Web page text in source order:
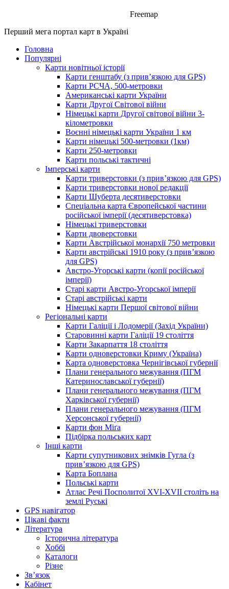
Freemap
Перший мега портал карт в Україні
Головна
Популярні
Карти новітньої історії
Карти генштабу (з прив’язкою для GPS)
Карти РСЧА, 500-метровки
Американські карти України
Карти Другої Світової війни
Німецькі карти Другої світової війни 3-
кілометровки
Воєнні німецькі карти України 1 км
Карти німецькі 500-метровки (1км)
Карти 250-метровки
Карти польські тактичні
Імперські карти
Карти триверстовки (з прив’язкою для GPS)
Карти триверстовки нової редакції
Карти Шуберта десятиверстовки
Спеціальна карта Європейської частини
російської імперії (десятиверстовка)
Німецькі триверстовки
Карти двоверстовки
Карти Австрійської монархії 750 метровки
Карти австрійські 1910 року (з прив’язкою
для GPS)
Австро-Угорські карти (копії російської
імперії)
Старі карти Австро-Угорської імперії
Старі австрійські карти
Німецькі карти Першої світової війни
Регіональні карти
Карти Галіції і Лодомерії (Захід України)
Старовинні карти Галіції 19 століття
Карти Закарпаття 18 століття
Карти одноверстовки Криму (Україна)
Карта одноверстовка Чернігівської губернії
Плани генерального межування (ПГМ
Катеринославської губернії)
Плани генерального межування (ПГМ
Харківської губернії)
Плани генерального межування (ПГМ
Херсонської губернії)
Карти фон Міґа
Підбірка польських карт
Інші карти
Карти супутникових знімків Гугла (з
прив’язкою для GPS)
Карта Боплана
Польські карти
Атлас Речі Посполитої XVI-XVII століть на
землі Руські
GPS навігатор
Цікаві факти
Література
Історична література
Хоббі
Каталоги
Різне
Зв’язок
Кабінет